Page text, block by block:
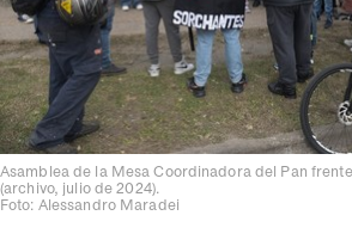
Asamblea de la Mesa Coordinadora del Pan
(archivo, julio de 2024).
Foto: Alessandro Maradei